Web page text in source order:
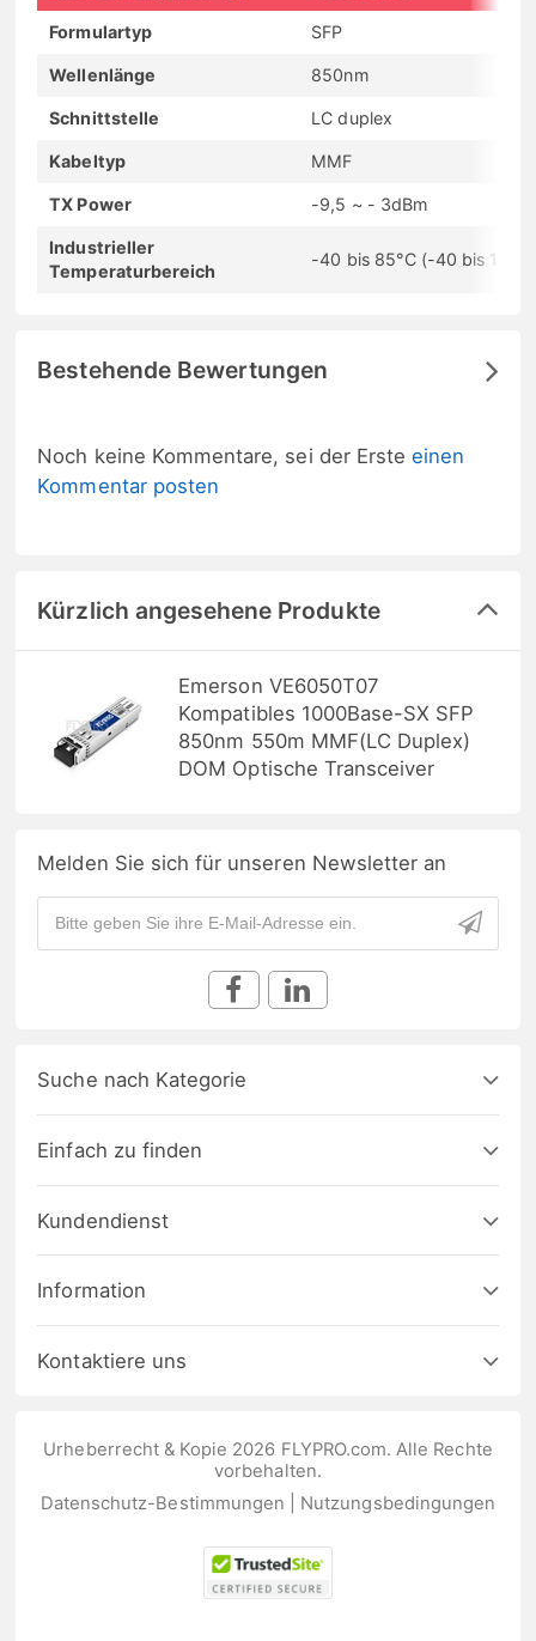
Formulartyp SFP
Wellenlänge 850nm
Schnittstelle LC duplex
Kabeltyp MMF
TX Power -9,5 ~ - 3dBm
Industrieller
Temperaturbereich
-40 bis 85°C (-40 bis
Bestehende Bewertungen
Noch keine Kommentare, sei der Ersteeinen
Kommentar posten
Kürzlich angesehene Produkte
Emerson VE6050T07
Kompatibles 1000Base-SX SFP
850nm 550m MMF(LC Duplex)
DOM Optische Transceiver
Melden Sie sich für unseren Newsletter an
Suche nach Kategorie
Einfach zu finden
Kundendienst
Information
Kontaktiere uns
Urheberrecht & Kopie 2026 FLYPRO.com. Alle Rechte
vorbehalten.
Datenschutz-Bestimmungen
Nutzungsbedingungen